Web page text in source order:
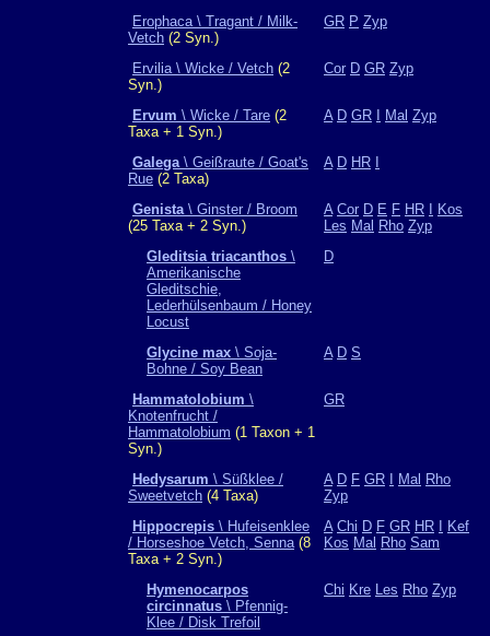
Erophaca \ Tragant / Milk-
Vetch (2 Syn.)
GR P Zyp
Ervilia \ Wicke / Vetch (2
Syn.)
Cor D GR Zyp
Ervum \ Wicke / Tare (2
Taxa + 1 Syn.)
A D GR Mal Zyp
Galega\ Geißraute / Goat's
Rue (2 Taxa)
A D HR
Genista\ Ginster / Broom
(25 Taxa + 2 Syn.)
A Cor D E F HR
Kos
Les Mal Rho Zyp
Gleditsia triacanthos \
Amerikanische
Gleditschie,
Lederhülsenbaum / Honey
Locust
D
Glycine max \ Soja-
Bohne / Soy Bean
A D S
Hammatolobium \
Knotenfrucht /
Hammatolobium (1 Taxon + 1
Syn.)
GR
Hedysarum \ Süßklee /
Sweetvetch (4 Taxa)
A D F GR Mal Rho
Zyp
Hippocrepis \ Hufeisenklee
/ Horseshoe Vetch, Senna(8
Taxa + 2 Syn.)
A Chi D F GR HR
Kef
Kos Mal Rho Sam
Hymenocarpos
circinnatus \ Pfennig-
Klee / Disk Trefoil
Chi Kre Les Rho Zyp